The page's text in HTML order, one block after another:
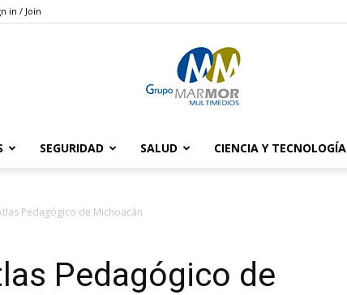
in / Join
Marmor
SEGURIDAD SALUD CIENCIA Y TECNOLOGÍA
Pedagógico de Michoacán
Pedagógico de